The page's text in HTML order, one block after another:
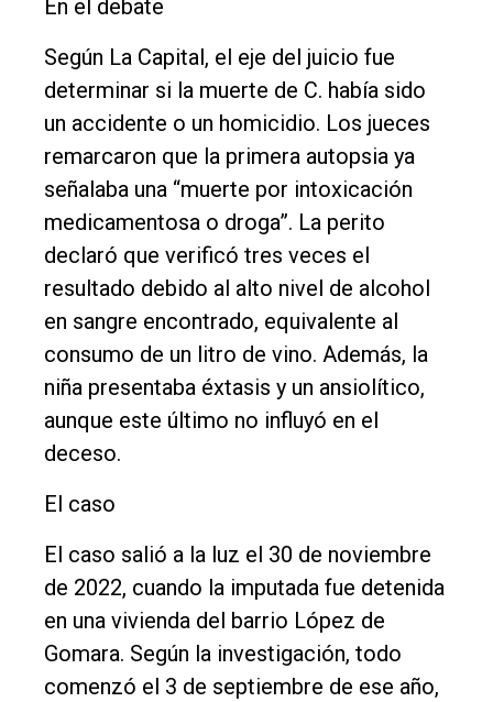
En el debate
Según La Capital, el eje del juicio fue
determinar si la muerte de C. había sido
un accidente o un homicidio. Los jueces
remarcaron que la primera autopsia ya
señalaba una “muerte por intoxicación
medicamentosa o droga”. La perito
declaró que verificó tres veces el
resultado debido al alto nivel de alcohol
en sangre encontrado, equivalente al
consumo de un litro de vino. Además, la
niña presentaba éxtasis y un ansiolítico,
aunque este último no influyó en el
deceso.
El caso
El caso salió a la luz el 30 de noviembre
de 2022, cuando la imputada fue detenida
en una vivienda del barrio López de
Gomara. Según la investigación, todo
comenzó el 3 de septiembre de ese año,